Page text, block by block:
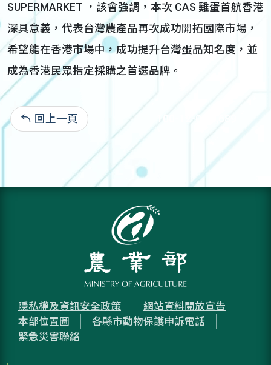
SUPERMARKET ，該會強調，本次 CAS 雞蛋首航香港
深具意義，代表台灣農產品再次成功開拓國際市場，
希望能在香港市場中，成功提升台灣蛋品知名度，並
成為香港民眾指定採購之首選品牌。
回上一頁 100-12-08:8,689
隱私權及資訊安全政策
網站資料開放宣告
本部位置圖
各縣市動物保護申訴電話
緊急災害聯絡